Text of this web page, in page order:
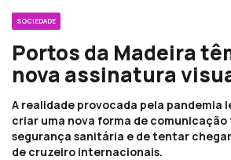
SOCIEDADE
Portos da Madeira
nova assinatura
A realidade provocada pela pandemia
criar uma nova forma de comunicação
segurança sanitária e de tentar
de cruzeiro internacionais.